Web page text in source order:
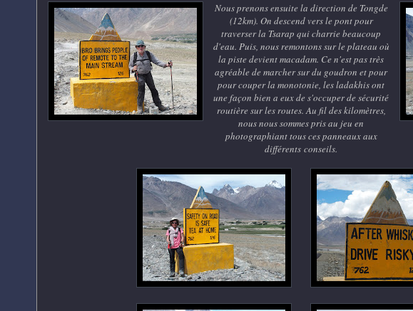
Nous prenons ensuite la direction de Tongde
(12km). On descend vers le pont pour
traverser la Tsarap qui charrie beaucoup
d'eau. Puis, nous remontons sur le plateau où
la piste devient macadam. Ce n'est pas très
agréable de marcher sur du goudron et pour
pour couper la monotonie, les ladakhis ont
une façon bien a eux de s'occuper de sécurité
routière sur les routes. Au fil des kilomètres,
nous nous sommes pris au jeu en
photographiant tous ces panneaux aux
différents conseils.